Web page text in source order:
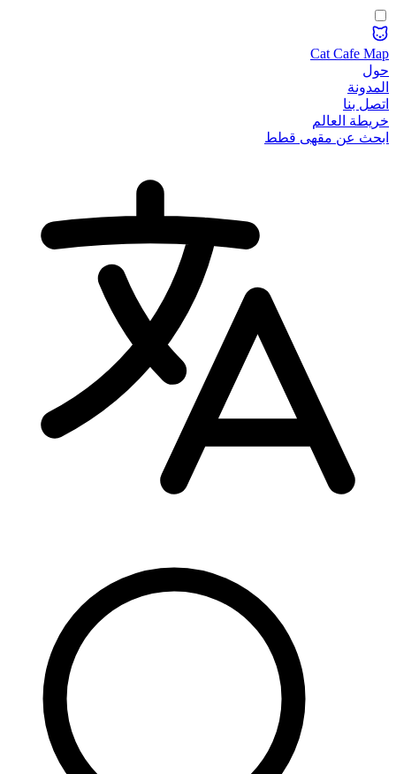
Cat Cafe Map
حول
المدونة
اتصل بنا
خريطة العالم
ابحث عن مقهى قطط